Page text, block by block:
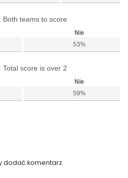
Both teams to score
Nie
53%
Total score is over 2
Nie
59%
dodać komentarz.